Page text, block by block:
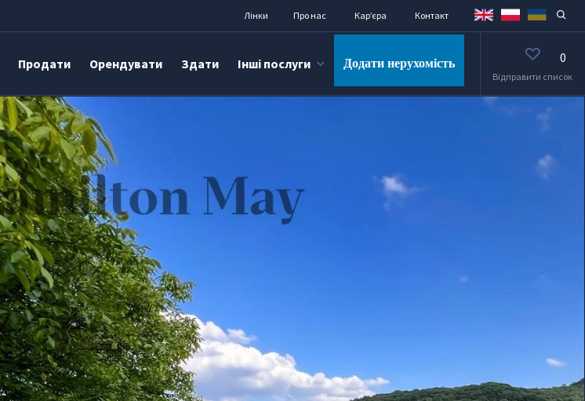
Лінки Про нас Кар’єра Контакт
Продати Орендувати Здати Інші послуги Додати нерухомість 0
Відправити список